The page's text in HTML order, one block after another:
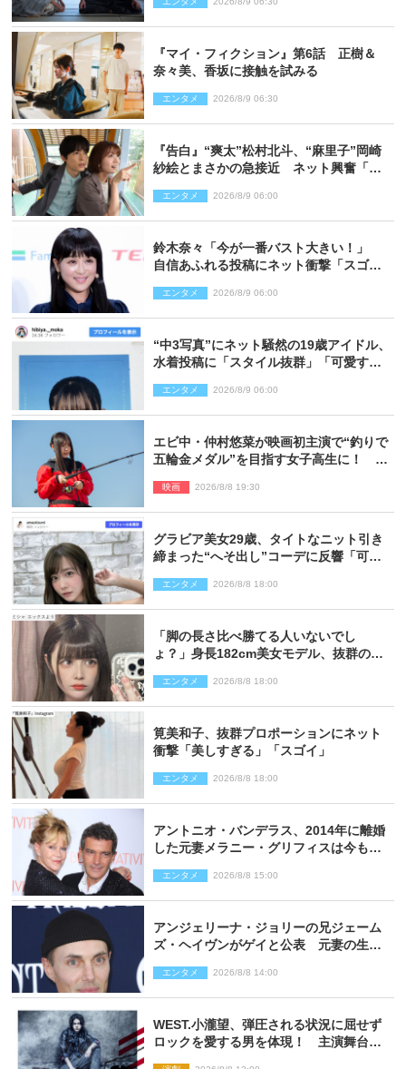
『マイ・フィクション』第6話 正樹＆
奈々美、香坂に接触を試みる
エンタメ 2026/8/9 06:30
『告白』“爽太”松村北斗、“麻里子”岡崎
紗絵とまさかの急接近 ネット興奮「そ
り）
エンタメ 2026/8/9 06:00
鈴木奈々「今が一番バスト大きい！」
自信あふれる投稿にネット衝撃「スゴ
エンタメ 2026/8/9 06:00
“中3写真”にネット騒然の19歳アイドル、
水着投稿に「スタイル抜群」「可愛すぎ
エンタメ 2026/8/9 06:00
エビ中・仲村悠菜が映画初主演で“釣りで
五輪金メダル”を目指す女子高生に！ 映
映画 2026/8/8 19:30
グラビア美女29歳、タイトなニット引き
締まった“へそ出し”コーデに反響「可愛
エンタメ 2026/8/8 18:00
「脚の長さ比べ勝てる人いないでし
ょ？」身長182cm美女モデル、抜群のプ
エンタメ 2026/8/8 18:00
筧美和子、抜群プロポーションにネット
衝撃「美しすぎる」「スゴイ」
エンタメ 2026/8/8 18:00
アントニオ・バンデラス、2014年に離婚
した元妻メラニー・グリフィスは今も
エンタメ 2026/8/8 15:00
アンジェリーナ・ジョリーの兄ジェーム
ズ・ヘイヴンがゲイと公表 元妻の生配
エンタメ 2026/8/8 14:00
WEST.小瀧望、弾圧される状況に屈せず
ロックを愛する男を体現！ 主演舞台